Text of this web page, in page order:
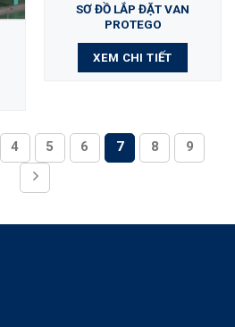
SƠ ĐỒ LẮP ĐẶT VAN
PROTEGO
XEM CHI TIẾT
4 5 6 7 8 9